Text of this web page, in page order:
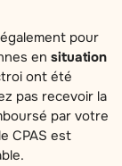
pour
en situation
ont été
pas recevoir la
par votre
CPAS est